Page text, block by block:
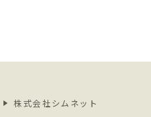
株式会社シムネット